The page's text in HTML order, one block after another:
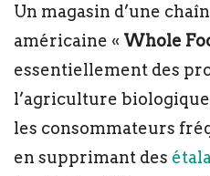
Un magasin d’une
américaine « Whole
essentiellement des
l’agriculture
les consommateurs
en supprimant des